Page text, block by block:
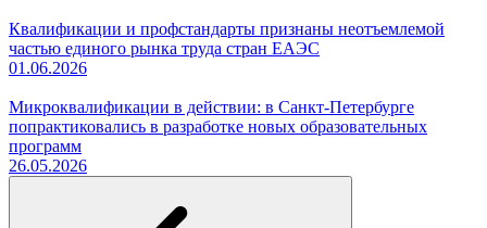
Квалификации и профстандарты признаны неотъемлемой
частью единого рынка труда стран ЕАЭС
01.06.2026
Микроквалификации в действии: в Санкт-Петербурге
попрактиковались в разработке новых образовательных
программ
26.05.2026